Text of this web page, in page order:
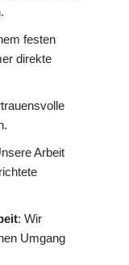
festen
direkte
Arbeit
: Wir
Umgang